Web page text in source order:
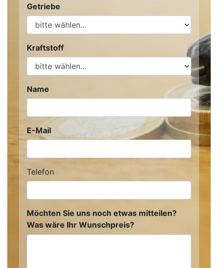
Getriebe
Kraftstoff
Name
E-Mail
Telefon
Möchten Sie uns noch etwas mitteilen?
Was wäre Ihr Wunschpreis?